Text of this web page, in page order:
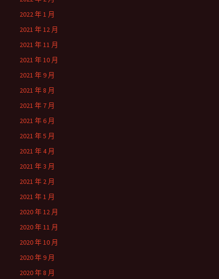
2022 年 1 月
2021 年 12 月
2021 年 11 月
2021 年 10 月
2021 年 9 月
2021 年 8 月
2021 年 7 月
2021 年 6 月
2021 年 5 月
2021 年 4 月
2021 年 3 月
2021 年 2 月
2021 年 1 月
2020 年 12 月
2020 年 11 月
2020 年 10 月
2020 年 9 月
2020 年 8 月